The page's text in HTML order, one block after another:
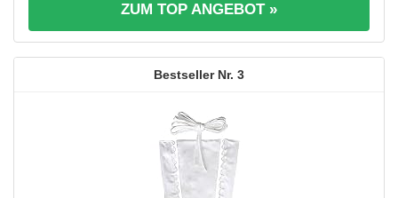
ZUM TOP ANGEBOT »
3